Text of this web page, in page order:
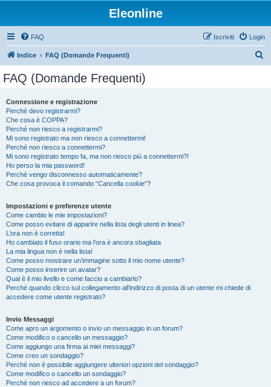
Eleonline
FAQ Login
Iscriviti
Indice FAQ (Domande Frequenti)
FAQ (Domande Frequenti)
Connessione e registrazione
Perché devo registrarmi?
Che cosa è COPPA?
Perché non riesco a registrarmi?
Mi sono registrato ma non riesco a connettermi!
Perché non riesco a connettermi?
Mi sono registrato tempo fa, ma non riesco più a connettermi?!
Ho perso la mia password!
Perché vengo disconnesso automaticamente?
Che cosa provoca il comando “Cancella cookie”?
Impostazioni e preferenze utente
Come cambio le mie impostazioni?
Come posso evitare di apparire nella lista degli utenti in linea?
L’ora non è corretta!
Ho cambiato il fuso orario ma l’ora è ancora sbagliata
La mia lingua non è nella lista!
Come posso mostrare un’immagine sotto il mio nome utente?
Come posso inserire un avatar?
Qual è il mio livello e come faccio a cambiarlo?
Perché quando clicco sul collegamento all’indirizzo di posta di un utente mi chiede di
accedere come utente registrato?
Invio Messaggi
Come apro un argomento o invio un messaggio in un forum?
Come modifico o cancello un messaggio?
Come aggiungo una firma ai miei messaggi?
Come creo un sondaggio?
Perché non è possibile aggiungere ulteriori opzioni del sondaggio?
Come modifico o cancello un sondaggio?
Perché non riesco ad accedere a un forum?